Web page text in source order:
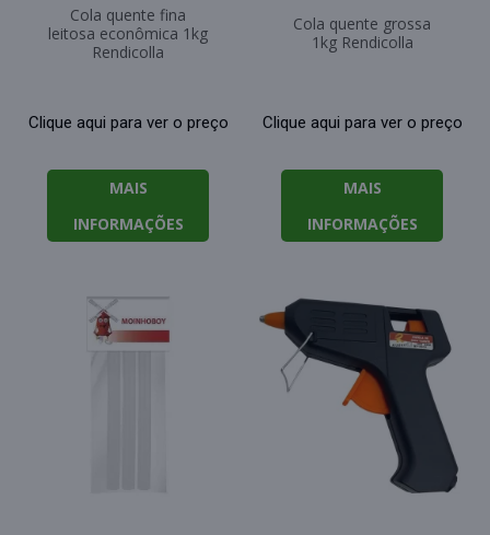
Cola quente fina
leitosa econômica 1kg
Rendicolla
Clique aqui para ver o preço
MAIS
INFORMAÇÕES
Cola quente grossa
1kg Rendicolla
Clique aqui para ver o preço
MAIS
INFORMAÇÕES